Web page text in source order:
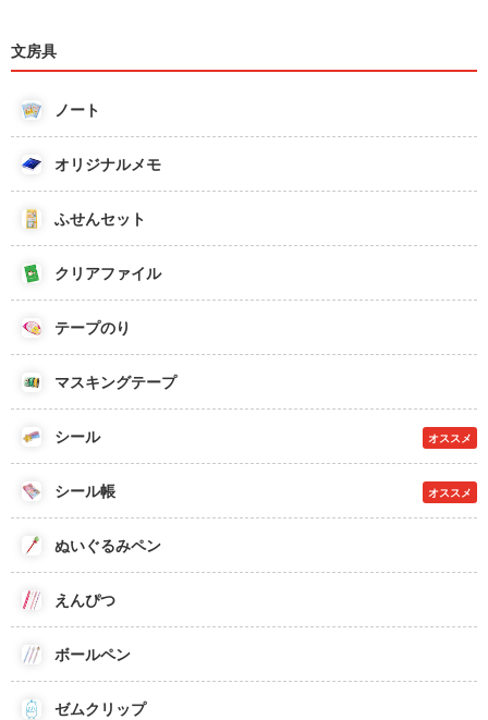
文房具
ノート
オリジナルメモ
ふせんセット
クリアファイル
テープのり
マスキングテープ
シール オススメ
シール帳 オススメ
ぬいぐるみペン
えんぴつ
ボールペン
ゼムクリップ